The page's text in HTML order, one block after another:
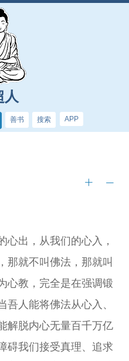
人
善书 搜索 APP
心出，从我们的心入，
那就不叫佛法，那就叫
心教，完全是在强调锻
吾人能将佛法从心入、
解脱内心无量百千万亿
碍我们接受真理、追求